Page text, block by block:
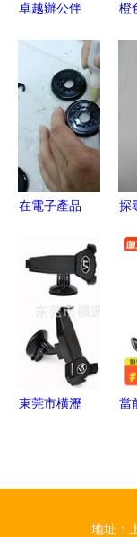
卓越辦公伴
4S金屬鋁
合金桌面手
機支架體驗
評測
橙
在電子產品
我與手機支
架的緣分
探
東莞市橫瀝
當
地址：